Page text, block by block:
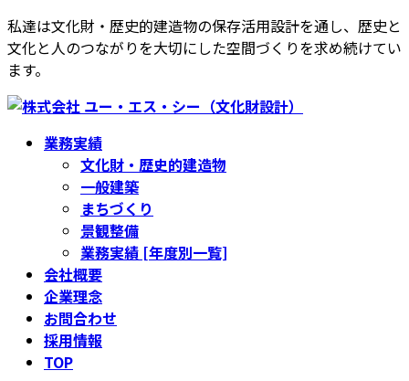
コ
ン
テ
ン
ツ
ナ
ビ
ゲ
ー
シ
私達は文化財・歴史的建造物の保存活用設計を通し、歴史と
文化と人のつながりを大切にした空間づくりを求め続けてい
ます。
業務実績
文化財・歴史的建造物
一般建築
まちづくり
景観整備
業務実績 [年度別一覧]
会社概要
企業理念
お問合わせ
採用情報
TOP